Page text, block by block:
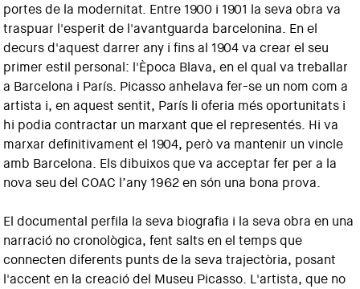
portes de la modernitat. Entre 1900 i 1901 la seva obra va
traspuar l'esperit de l'avantguarda barcelonina. En el
decurs d'aquest darrer any i fins al 1904 va crear el seu
primer estil personal: l'Època Blava, en el qual va treballar
a Barcelona i París. Picasso anhelava fer-se un nom com a
artista i, en aquest sentit, París li oferia més oportunitats i
hi podia contractar un marxant que el representés. Hi va
marxar definitivament el 1904, però va mantenir un vincle
amb Barcelona. Els dibuixos que va acceptar fer per a la
nova seu del COAC l’any 1962 en són una bona prova.
El documental perfila la seva biografia i la seva obra en una
narració no cronològica, fent salts en el temps que
connecten diferents punts de la seva trajectòria, posant
l'accent en la creació del Museu Picasso. L'artista, que no